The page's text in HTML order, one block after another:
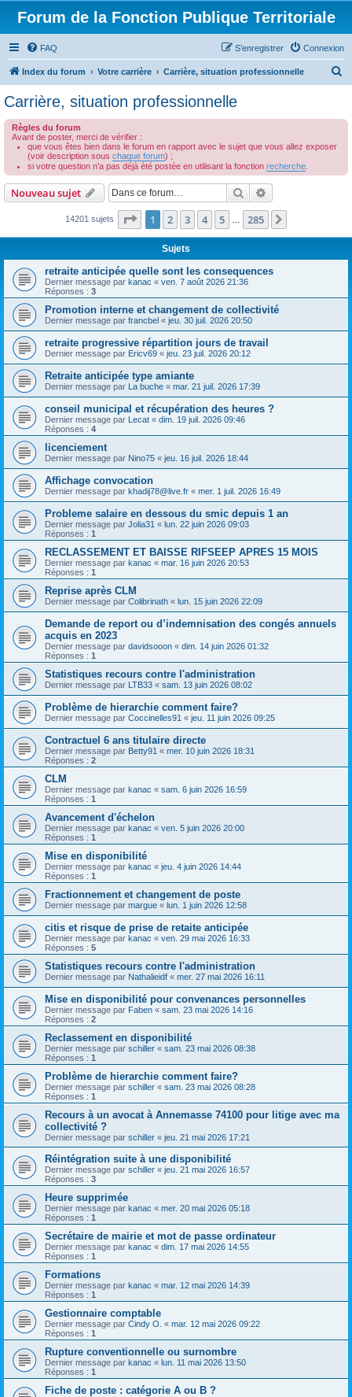
Forum de la Fonction Publique Territoriale
FAQ Connexion
S’enregistrer
Index du forum Votre carrière Carrière, situation professionnelle
r
Carrière, situation professionnelle
Règles du forum
Avant de poster, merci de vérifier :
que vous êtes bien dans le forum en rapport avec le sujet que vous allez exposer
(voir description sous chaque forum) ;
si votre question n'a pas déjà été postée en utilisant la fonction recherche
Nouveau sujet Rechercher
14201 sujets Page 1sur285
1 2 3 4 5 285
Sujets
retraite anticipée quelle sont les consequences
Dernier message par kanac « ven. 7 août 2026 21:36
Réponses : 3
Promotion interne et changement de collectivité
Dernier message par francbel « jeu. 30 juil. 2026 20:50
retraite progressive répartition jours de travail
Dernier message par Ericv69 « jeu. 23 juil. 2026 20:12
Retraite anticipée type amiante
Dernier message par La buche « mar. 21 juil. 2026 17:39
conseil municipal et récupération des heures ?
Dernier message par Lecat « dim. 19 juil. 2026 09:46
Réponses : 4
licenciement
Dernier message par Nino75 « jeu. 16 juil. 2026 18:44
Affichage convocation
Dernier message par khadij78@live.fr « mer. 1 juil. 2026 16:49
Probleme salaire en dessous du smic depuis 1 an
Dernier message par Jolia31 « lun. 22 juin 2026 09:03
Réponses : 1
RECLASSEMENT ET BAISSE RIFSEEP APRES 15 MOIS
Dernier message par kanac « mar. 16 juin 2026 20:53
Réponses : 1
Reprise après CLM
Dernier message par Colibrinath « lun. 15 juin 2026 22:09
Demande de report ou d’indemnisation des congés annuels
acquis en 2023
Dernier message par davidsooon « dim. 14 juin 2026 01:32
Réponses : 1
Statistiques recours contre l'administration
Dernier message par LTB33 « sam. 13 juin 2026 08:02
Problème de hierarchie comment faire?
Dernier message par Coccinelles91 « jeu. 11 juin 2026 09:25
Contractuel 6 ans titulaire directe
Dernier message par Betty91 « mer. 10 juin 2026 18:31
Réponses : 2
CLM
Dernier message par kanac « sam. 6 juin 2026 16:59
Réponses : 1
Avancement d'échelon
Dernier message par kanac « ven. 5 juin 2026 20:00
Réponses : 1
Mise en disponibilité
Dernier message par kanac « jeu. 4 juin 2026 14:44
Réponses : 1
Fractionnement et changement de poste
Dernier message par margue « lun. 1 juin 2026 12:58
citis et risque de prise de retaite anticipée
Dernier message par kanac « ven. 29 mai 2026 16:33
Réponses : 5
Statistiques recours contre l'administration
Dernier message par Nathalieidf « mer. 27 mai 2026 16:11
Mise en disponibilité pour convenances personnelles
Dernier message par Faben « sam. 23 mai 2026 14:16
Réponses : 2
Reclassement en disponibilité
Dernier message par schiller « sam. 23 mai 2026 08:38
Réponses : 1
Problème de hierarchie comment faire?
Dernier message par schiller « sam. 23 mai 2026 08:28
Réponses : 1
Recours à un avocat à Annemasse 74100 pour litige avec ma
collectivité ?
Dernier message par schiller « jeu. 21 mai 2026 17:21
Réintégration suite à une disponibilité
Dernier message par schiller « jeu. 21 mai 2026 16:57
Réponses : 3
Heure supprimée
Dernier message par kanac « mer. 20 mai 2026 05:18
Réponses : 1
Secrétaire de mairie et mot de passe ordinateur
Dernier message par kanac « dim. 17 mai 2026 14:55
Réponses : 1
Formations
Dernier message par kanac « mar. 12 mai 2026 14:39
Réponses : 1
Gestionnaire comptable
Dernier message par Cindy O. « mar. 12 mai 2026 09:22
Réponses : 1
Rupture conventionnelle ou surnombre
Dernier message par kanac « lun. 11 mai 2026 13:50
Réponses : 1
Fiche de poste : catégorie A ou B ?